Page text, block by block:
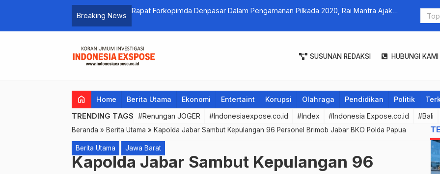
Breaking News
Rapat Forkopimda Denpasar Dalam Pengamanan Pilkada 2020, Rai Mantra Ajak
SUSUNAN REDAKSI HUBUNGI KAMI
home Home Berita Utama Ekonomi Entertaint Korupsi Olahraga Pendidikan Politik
TRENDING TAGS #Renungan JOGER #Indonesiaexpose.co.id #Index #Indonesia Expose.co.id #Bali
Beranda » Berita Utama » Kapolda Jabar Sambut Kepulangan 96 Personel Brimob Jabar BKO Polda Papua
Berita Utama Jawa Barat
Kapolda Jabar Sambut Kepulangan 96